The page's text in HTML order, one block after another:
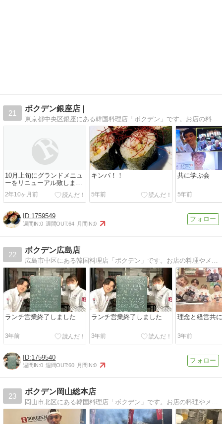
21
ボクデン銀座店 |
東京都中央区銀座にある韓国料理店「ボクデン」です。お店の料理やメニュー情報等を発信していきます。
10月上旬にグランドメニュ
ーをリニューアル致しま
す。
2年10ヶ月前
キンパ！！
5年前
共に学ぶ会
5年前
1759549
週間IN:0 週間OUT:64 月間IN:0
22
ボクデン広島店
ランチ営業終了しました
3年前
ランチ営業終了しました
3年前
理念と経営共に
3年前
1759540
週間IN:0 週間OUT:60 月間IN:0
23
ボクデン岡山総本店